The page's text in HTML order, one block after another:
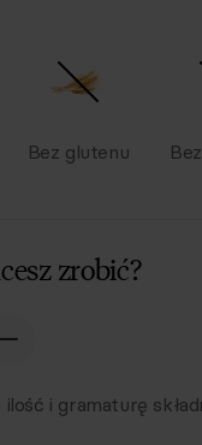
Bez glutenu
zrobić?
i gramaturę